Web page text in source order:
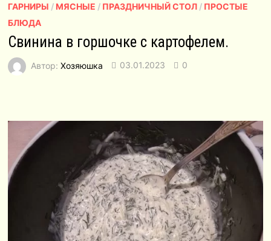
ГАРНИРЫ / МЯСНЫЕ / ПРАЗДНИЧНЫЙ СТОЛ/ ПРОСТЫЕ
БЛЮДА
Свинина в горшочке с картофелем.
Автор: Хозяюшка 03.01.2023 0